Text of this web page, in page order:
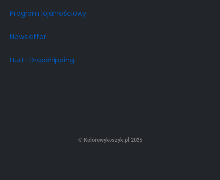
Program lojalnościowy
Newsletter
Hurt i Dropshipping
© Kolorowykoszyk.pl 2025